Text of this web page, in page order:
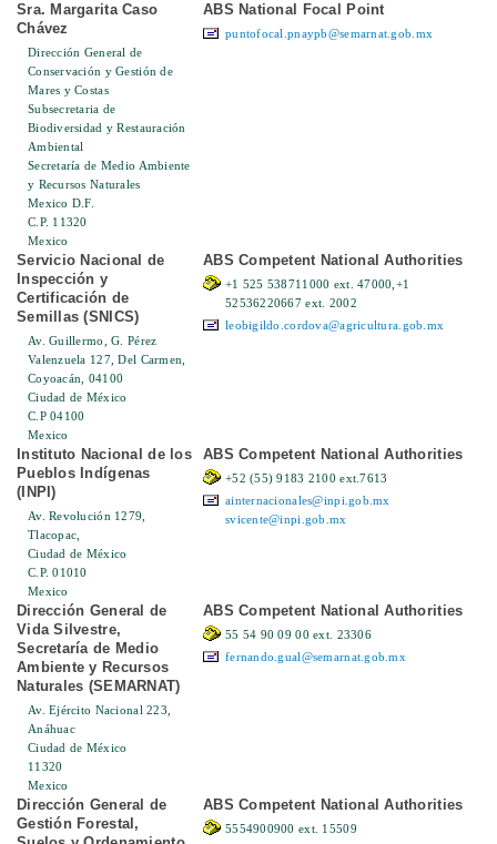
Sra. Margarita Caso
Chávez
Dirección General de
Conservación y Gestión de
Mares y Costas
Subsecretaria de
Biodiversidad y Restauración
Ambiental
Secretaría de Medio Ambiente
y Recursos Naturales
Mexico D.F.
C.P. 11320
Mexico
ABS National Focal Point
puntofocal.pnaypb@semarnat.gob.mx
Servicio Nacional de
Inspección y
Certificación de
Semillas (SNICS)
Av. Guillermo, G. Pérez
Valenzuela 127, Del Carmen,
Coyoacán, 04100
Ciudad de México
C.P 04100
Mexico
ABS Competent National Authorities
+1 525 538711000 ext. 47000,+1
52536220667 ext. 2002
leobigildo.cordova@agricultura.gob.mx
Instituto Nacional de los
Pueblos Indígenas
(INPI)
Av. Revolución 1279,
Tlacopac,
Ciudad de México
C.P. 01010
Mexico
ABS Competent National Authorities
+52 (55) 9183 2100 ext.7613
ainternacionales@inpi.gob.mx
svicente@inpi.gob.mx
Dirección General de
Vida Silvestre,
Secretaría de Medio
Ambiente y Recursos
Naturales (SEMARNAT)
Av. Ejército Nacional 223,
Anáhuac
Ciudad de México
11320
Mexico
ABS Competent National Authorities
55 54 90 09 00 ext. 23306
fernando.gual@semarnat.gob.mx
Dirección General de
Gestión Forestal,
ABS Competent National Authorities
5554900900 ext. 15509